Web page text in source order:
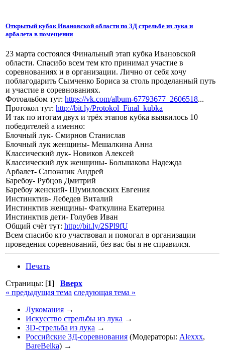
Открытый кубок Ивановской области по 3Д стрельбе из лука и
арбалета в помещении
23 марта состоялся Финальный этап кубка Ивановской
области. Спасибо всем тем кто принимал участие в
соревнованиях и в организации. Лично от себя хочу
поблагодарить Сымченко Бориса за столь проделанный путь
и участие в соревнованиях.
Фотоальбом тут: https://vk.com/album-67793677_2606518...
Протокол тут: http://bit.ly/Protokol_Final_kubka
И так по итогам двух и трёх этапов кубка выявилось 10
победителей а именно:
Блочный лук- Смирнов Станислав
Блочный лук женщины- Мешалкина Анна
Классический лук- Новиков Алексей
Классический лук женщины- Большакова Надежда
Арбалет- Сапожник Андрей
Баребоу- Рубцов Дмитрий
Баребоу женский- Шумиловских Евгения
Инстинктив- Лебедев Виталий
Инстинктив женщины- Фаткулина Екатерина
Инстинктив дети- Голубев Иван
Общий счёт тут: http://bit.ly/2SPl9fU
Всем спасибо кто участвовал и помогал в организации
проведения соревнований, без вас бы я не справился.
Печать
Страницы: [1] Вверх
« предыдущая тема следующая тема »
Лукомания →
Искусство стрельбы из лука →
3D-стрельба из лука →
Российские 3Д-соревнования (Модераторы: Alexxx,
BareBelka) →